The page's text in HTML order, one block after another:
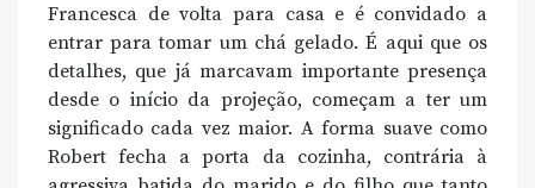
Francesca de volta para casa e é convidado a
entrar para tomar um chá gelado. É aqui que os
detalhes, que já marcavam importante presença
desde o início da projeção, começam a ter um
significado cada vez maior. A forma suave como
Robert fecha a porta da cozinha, contrária à